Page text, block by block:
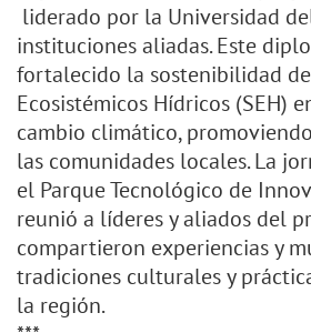
liderado por la Universidad
instituciones aliadas. Este
fortalecido la sostenibilidad
Ecosistémicos Hídricos (SEH)
cambio climático,
las comunidades locales. La
el Parque Tecnológico de
reunió a líderes y aliados del
compartieron experiencias y
tradiciones culturales y
la región.